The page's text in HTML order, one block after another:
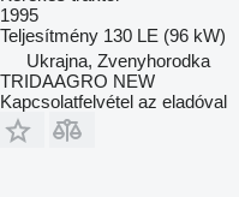
1995
Teljesítmény 130 LE (96 kW)
Ukrajna, Zvenyhorodka
TRIDAAGRO NEW
Kapcsolatfelvétel az eladóval